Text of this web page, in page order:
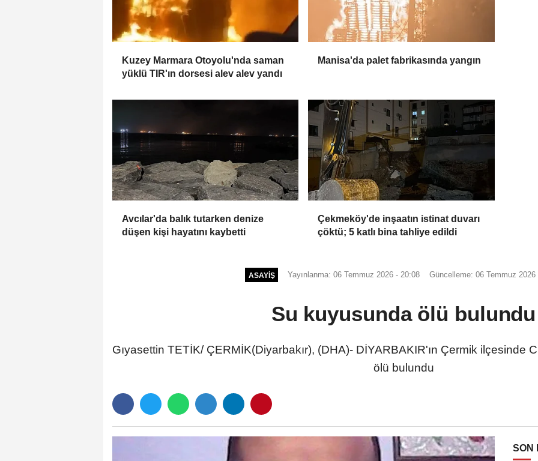
Kuzey Marmara Otoyolu'nda saman
yüklü TIR'ın dorsesi alev alev yandı
Manisa'da palet fabrikasında yangın
Avcılar'da balık tutarken denize
düşen kişi hayatını kaybetti
Çekmeköy'de inşaatın istinat duvarı
çöktü; 5 katlı bina tahliye edildi
ASAYIŞ Yayınlanma: 06 Temmuz 2026 - 20:08 Güncelleme: 06 Temmuz 2026
Su kuyusunda ölü bulundu
Gıyasettin TETİK/ ÇERMİK(Diyarbakır), (DHA)- DİYARBAKIR'ın Çermik ilçesinde
ölü bulundu
SON